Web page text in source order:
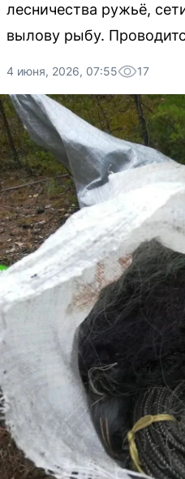
лесничества ружьё,
вылову рыбу.
4 июня, 2026, 07:55 17